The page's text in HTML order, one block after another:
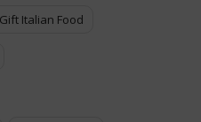
Gift Italian Food